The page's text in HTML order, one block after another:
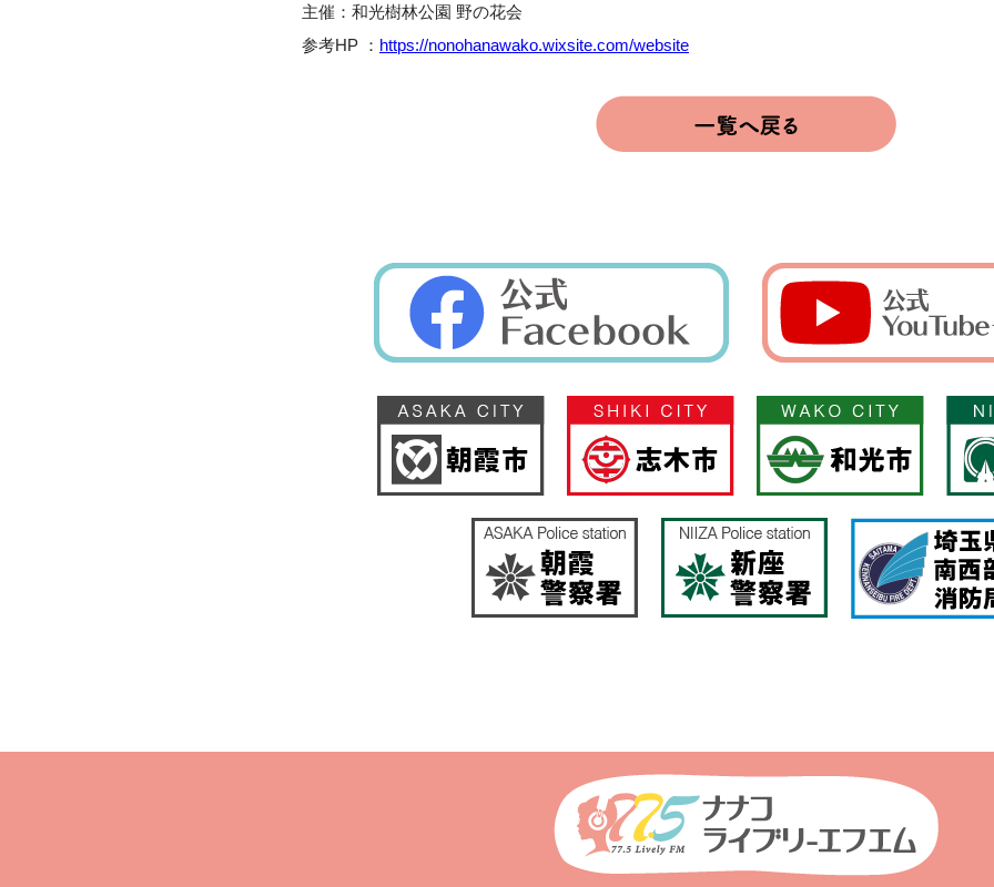
主催：和光樹林公園 野の花会
参考HP ： https://nonohanawako.wixsite.com/website